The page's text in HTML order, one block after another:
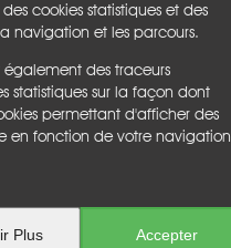
cookies statistiques et des
navigation et les parcours.
également des traceurs
statistiques sur la façon dont
permettant d'afficher des
en fonction de votre navigation
Plus Accepter
Garage :non
Parking : non
Etage : 2
Ascenseur : non
Honoraires : €